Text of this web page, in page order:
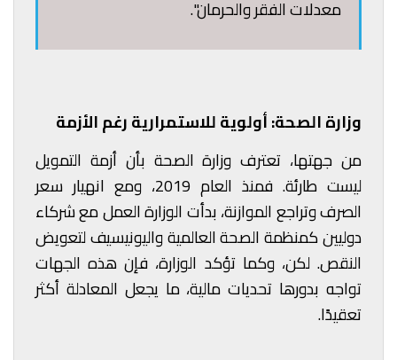
معدلات الفقر والحرمان".
وزارة الصحة: أولوية للاستمرارية رغم الأزمة
من جهتها، تعترف وزارة الصحة بأن أزمة التمويل
ليست طارئة. فمنذ العام 2019، ومع انهيار سعر
الصرف وتراجع الموازنة، بدأت الوزارة العمل مع شركاء
دوليين كمنظمة الصحة العالمية واليونيسيف لتعويض
النقص. لكن، وكما تؤكد الوزارة، فإن هذه الجهات
تواجه بدورها تحديات مالية، ما يجعل المعادلة أكثر
تعقيدًا.